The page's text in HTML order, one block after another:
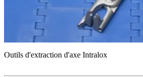
Outils d'extraction d'axe Intralox